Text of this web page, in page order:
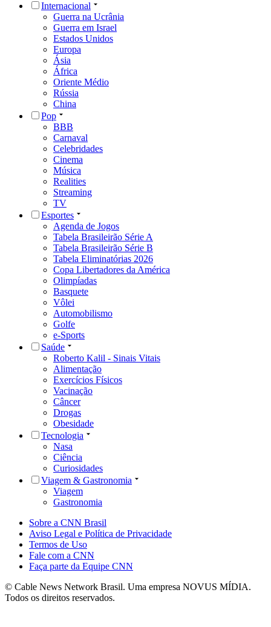
Internacional
Guerra na Ucrânia
Guerra em Israel
Estados Unidos
Europa
Ásia
África
Oriente Médio
Rússia
China
Pop
BBB
Carnaval
Celebridades
Cinema
Música
Realities
Streaming
TV
Esportes
Agenda de Jogos
Tabela Brasileirão Série A
Tabela Brasileirão Série B
Tabela Eliminatórias 2026
Copa Libertadores da América
Olimpíadas
Basquete
Vôlei
Automobilismo
Golfe
e-Sports
Saúde
Roberto Kalil - Sinais Vitais
Alimentação
Exercícios Físicos
Vacinação
Câncer
Drogas
Obesidade
Tecnologia
Nasa
Ciência
Curiosidades
Viagem & Gastronomia
Viagem
Gastronomia
Sobre a CNN Brasil
Aviso Legal e Política de Privacidade
Termos de Uso
Fale com a CNN
Faça parte da Equipe CNN
© Cable News Network Brasil. Uma empresa NOVUS MÍDIA.
Todos os direitos reservados.